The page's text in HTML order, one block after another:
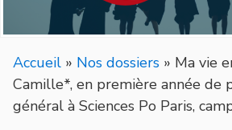
Accueil » Nos dossiers » Ma vie
Camille*, en première année de
général à Sciences Po Paris,